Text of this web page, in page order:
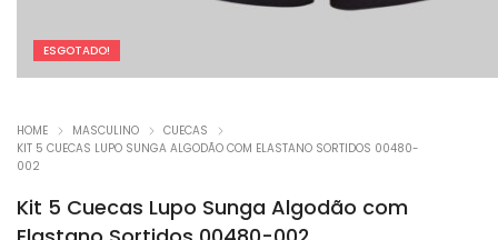
ESGOTADO!
HOME MASCULINO
CUECAS
KIT 5 CUECAS LUPO SUNGA ALGODÃO COM ELASTANO SORTIDOS 00480-
002
Kit 5 Cuecas Lupo Sunga Algodão com